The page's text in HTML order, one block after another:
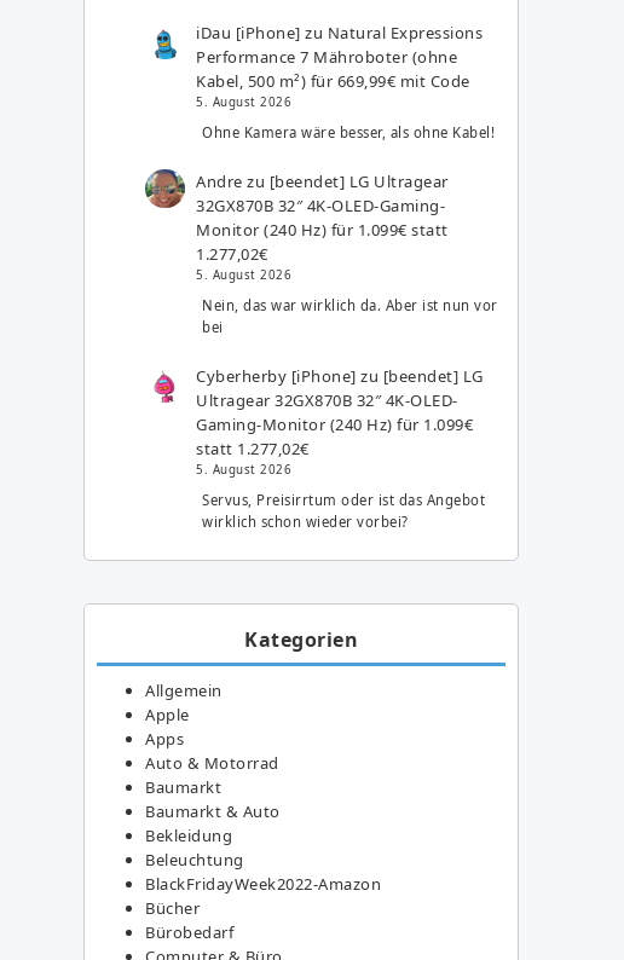
iDau [iPhone] zu Natural Expressions
Performance 7 Mähroboter (ohne
Kabel, 500 m²) für 669,99€ mit Code
5. August 2026
Ohne Kamera wäre besser, als ohne Kabel!
Andre zu [beendet] LG Ultragear
32GX870B 32″ 4K-OLED-Gaming-
Monitor (240 Hz) für 1.099€ statt
1.277,02€
5. August 2026
Nein, das war wirklich da. Aber ist nun vor
bei
Cyberherby [iPhone] zu [beendet] LG
Ultragear 32GX870B 32″ 4K-OLED-
Gaming-Monitor (240 Hz) für 1.099€
statt 1.277,02€
5. August 2026
Servus, Preisirrtum oder ist das Angebot
wirklich schon wieder vorbei?
Kategorien
Allgemein
Apple
Apps
Auto & Motorrad
Baumarkt
Baumarkt & Auto
Bekleidung
Beleuchtung
BlackFridayWeek2022-Amazon
Bücher
Bürobedarf